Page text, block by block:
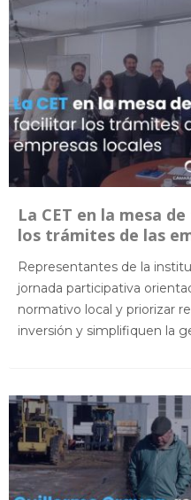
La CET en la mesa
los trámites de las
Representantes de la
jornada participativa
normativo local y priorizar
inversión y simplifiquen la